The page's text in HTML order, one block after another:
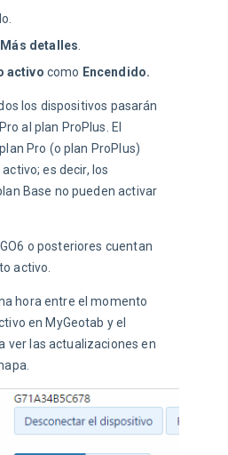
Más detalles
activo como Encendido.
los dispositivos pasarán
al plan ProPlus. El
Pro (o plan ProPlus)
es decir, los
Base no pueden activar
o posteriores cuentan
activo.
hora entre el momento
en MyGeotab y el
ver las actualizaciones en